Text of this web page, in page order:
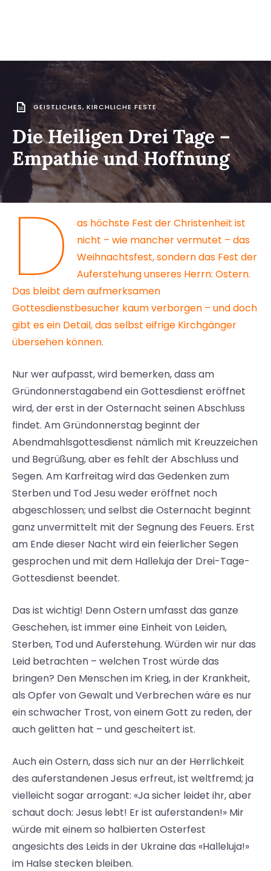
GEISTLICHES, KIRCHLICHE FESTE
Die Heiligen Drei Tage –
Empathie und Hoffnung
D
as höchste Fest der Christenheit ist
nicht – wie mancher vermutet – das
Weihnachtsfest, sondern das Fest der
Auferstehung unseres Herrn: Ostern.
Das bleibt dem aufmerksamen
Gottesdienstbesucher kaum verborgen – und doch
gibt es ein Detail, das selbst eifrige Kirchgänger
übersehen können.
Nur wer aufpasst, wird bemerken, dass am
Gründonnerstagabend ein Gottesdienst eröffnet
wird, der erst in der Osternacht seinen Abschluss
findet. Am Gründonnerstag beginnt der
Abendmahlsgottesdienst nämlich mit Kreuzzeichen
und Begrüßung, aber es fehlt der Abschluss und
Segen. Am Karfreitag wird das Gedenken zum
Sterben und Tod Jesu weder eröffnet noch
abgeschlossen; und selbst die Osternacht beginnt
ganz unvermittelt mit der Segnung des Feuers. Erst
am Ende dieser Nacht wird ein feierlicher Segen
gesprochen und mit dem Halleluja der Drei-Tage-
Gottesdienst beendet.
Das ist wichtig! Denn Ostern umfasst das ganze
Geschehen, ist immer eine Einheit von Leiden,
Sterben, Tod und Auferstehung. Würden wir nur das
Leid betrachten – welchen Trost würde das
bringen? Den Menschen im Krieg, in der Krankheit,
als Opfer von Gewalt und Verbrechen wäre es nur
ein schwacher Trost, von einem Gott zu reden, der
auch gelitten hat – und gescheitert ist.
Auch ein Ostern, dass sich nur an der Herrlichkeit
des auferstandenen Jesus erfreut, ist weltfremd; ja
vielleicht sogar arrogant: «Ja sicher leidet ihr, aber
schaut doch: Jesus lebt! Er ist auferstanden!» Mir
würde mit einem so halbierten Osterfest
angesichts des Leids in der Ukraine das «Halleluja!»
im Halse stecken bleiben.